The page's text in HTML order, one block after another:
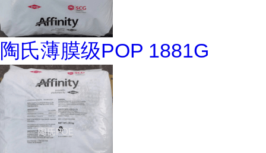
陶氏薄膜级POP 1881G